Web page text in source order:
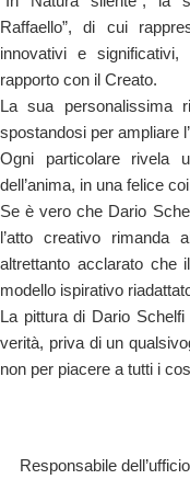
Raffaello”, di cui
innovativi e
rapporto con il Creato.
La sua personalissima
spostandosi per ampliare
Ogni particolare rivela
dell’anima, in una felice
Se è vero che Dario
l’atto creativo rimanda
altrettanto acclarato che
modello ispirativo
La pittura di Dario
verità, priva di un
non per piacere a tutti i
Responsabile